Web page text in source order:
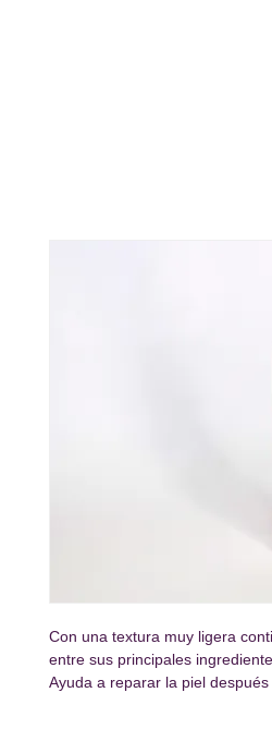
Con una textura muy ligera
entre sus principales
Ayuda a reparar la piel después